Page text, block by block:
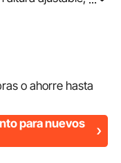
tiendas, salas
o ahorre hasta
para nuevos